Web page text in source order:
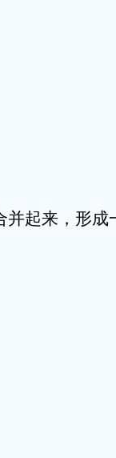
并起来，形成